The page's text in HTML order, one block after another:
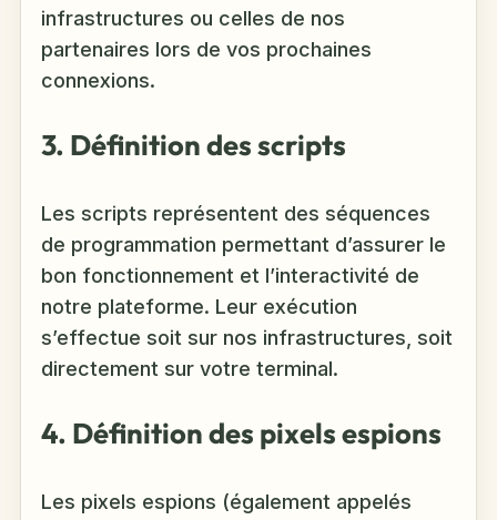
infrastructures ou celles de nos
partenaires lors de vos prochaines
connexions.
3. Définition des scripts
Les scripts représentent des séquences
de programmation permettant d’assurer le
bon fonctionnement et l’interactivité de
notre plateforme. Leur exécution
s’effectue soit sur nos infrastructures, soit
directement sur votre terminal.
4. Définition des pixels espions
Les pixels espions (également appelés